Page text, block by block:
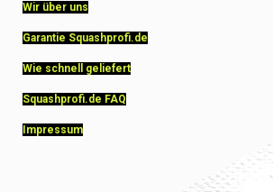
Wir über uns
Garantie Squashprofi.de
Wie schnell geliefert
Squashprofi.de FAQ
Impressum